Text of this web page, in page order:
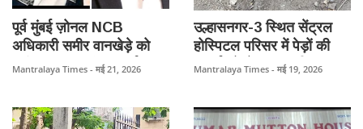
पूर्व मुंबई ज़ोनल NCB
अधिकारी समीर वानखेड़े को
बड़ी सफलता, अंडर वर्ल्ड डॉन
आरोपियों को अदालत ने दोषी
Mantralaya Times - मई 21, 2026
उल्हासनगर-3 स्थित सेंट्रल
होस्पिटल परिसर में पेड़ों की
कटाई को लेकर बड़ा विवाद,
Mantralaya Times - मई 19, 2026